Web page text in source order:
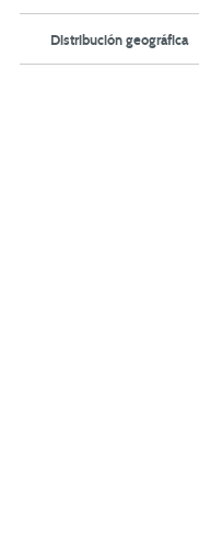
Distribución geográfica